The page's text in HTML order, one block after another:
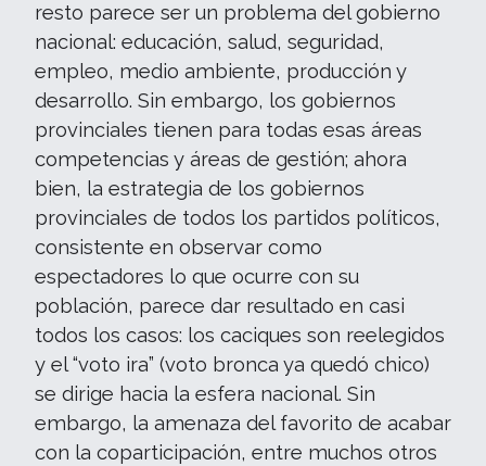
resto parece ser un problema del gobierno
nacional: educación, salud, seguridad,
empleo, medio ambiente, producción y
desarrollo. Sin embargo, los gobiernos
provinciales tienen para todas esas áreas
competencias y áreas de gestión; ahora
bien, la estrategia de los gobiernos
provinciales de todos los partidos políticos,
consistente en observar como
espectadores lo que ocurre con su
población, parece dar resultado en casi
todos los casos: los caciques son reelegidos
y el “voto ira” (voto bronca ya quedó chico)
se dirige hacia la esfera nacional. Sin
embargo, la amenaza del favorito de acabar
con la coparticipación, entre muchos otros